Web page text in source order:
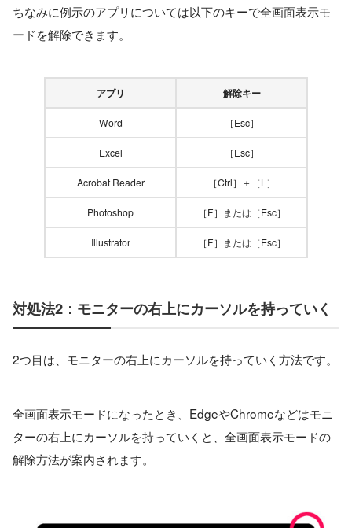
ちなみに例示のアプリについては以下のキーで全画面表示モ
ードを解除できます。
アプリ 解除キー
Word ［Esc］
Excel ［Esc］
Acrobat Reader ［Ctrl］＋［L］
Photoshop ［F］または［Esc］
Illustrator ［F］または［Esc］
対処法2：モニターの右上にカーソルを持っていく
2つ目は、モニターの右上にカーソルを持っていく方法です。
全画面表示モードになったとき、EdgeやChromeなどはモニ
ターの右上にカーソルを持っていくと、全画面表示モードの
解除方法が案内されます。